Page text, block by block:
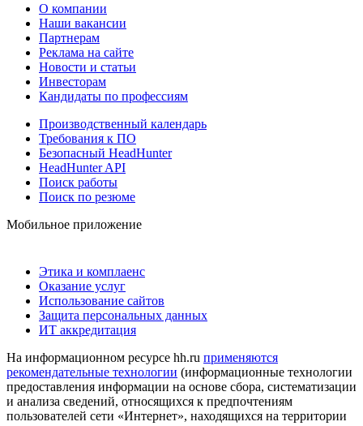
О компании
Наши вакансии
Партнерам
Реклама на сайте
Новости и статьи
Инвесторам
Кандидаты по профессиям
Производственный календарь
Требования к ПО
Безопасный HeadHunter
HeadHunter API
Поиск работы
Поиск по резюме
Мобильное приложение
Этика и комплаенс
Оказание услуг
Использование сайтов
Защита персональных данных
ИТ аккредитация
На информационном ресурсе hh.ru применяются
рекомендательные технологии (информационные технологии
предоставления информации на основе сбора, систематизации
и анализа сведений, относящихся к предпочтениям
пользователей сети «Интернет», находящихся на территории